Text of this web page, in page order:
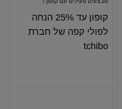
קופון עד 25% הנחה
לפולי קפה של חברת
tchibo